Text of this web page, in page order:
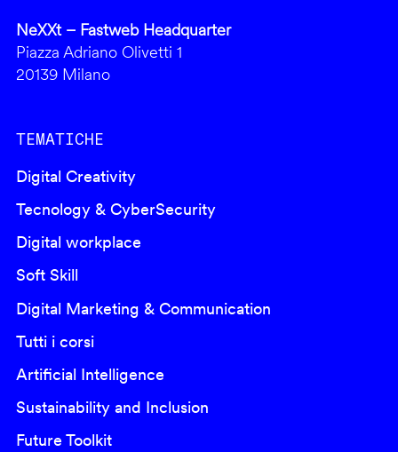
NeXXt – Fastweb Headquarter
Piazza Adriano Olivetti 1
20139 Milano
TEMATICHE
Digital Creativity
Tecnology & CyberSecurity
Digital workplace
Soft Skill
Digital Marketing & Communication
Tutti i corsi
Artificial Intelligence
Sustainability and Inclusion
Future Toolkit